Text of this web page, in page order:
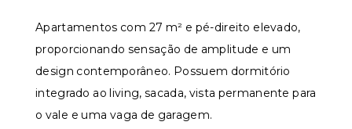
Apartamentos com 27 m² e pé-direito elevado,
proporcionando sensação de amplitude e um
design contemporâneo. Possuem dormitório
integrado ao living, sacada, vista permanente para
o vale e uma vaga de garagem.